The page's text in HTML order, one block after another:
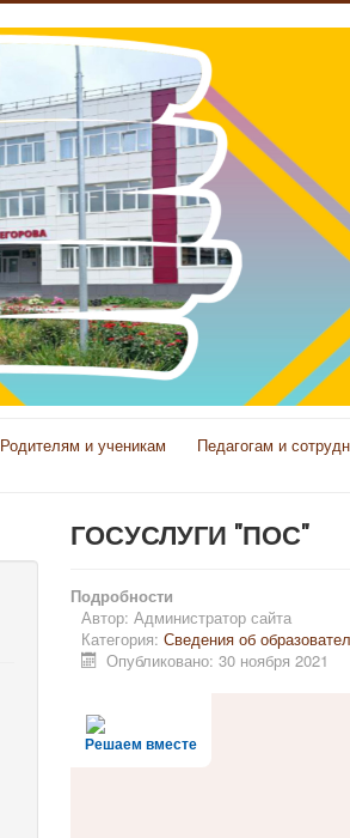
Родителям и ученикам Педагогам и
ГОСУСЛУГИ "ПОС"
Подробности
Автор: Администратор сайта
Категория: Сведения об
Опубликовано: 30 ноября 2021
Решаем вместе